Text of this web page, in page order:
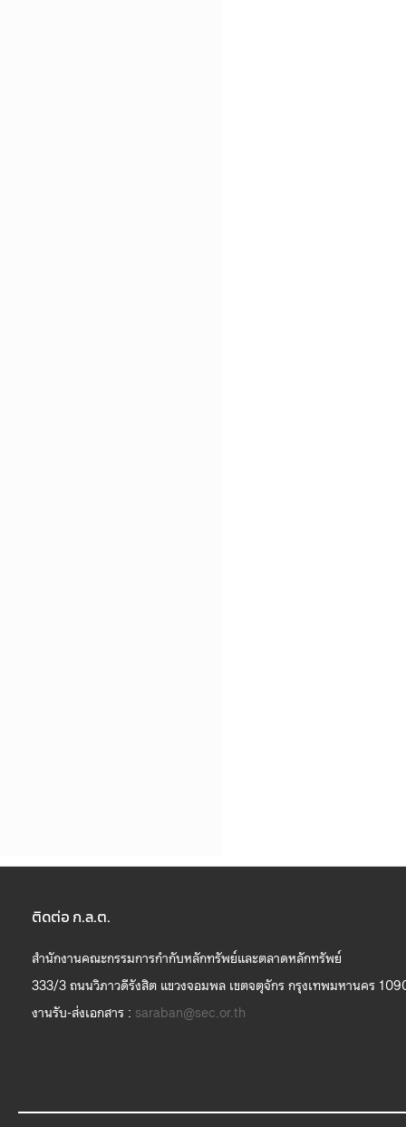
ติดต่อ ก.ล.ต.
สำนักงานคณะกรรมการกำกับหลักทรัพย์และตลาดหลักทรัพย์
333/3 ถนนวิภาวดีรังสิต แขวงจอมพล เขตจตุจักร กรุงเทพมหานคร
งานรับ-ส่งเอกสาร : saraban@sec.or.th